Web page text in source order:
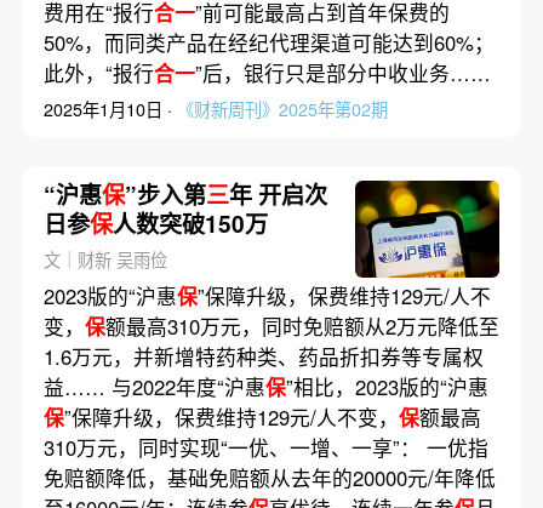
费用在“报行合一”前可能最高占到首年保费的
50%，而同类产品在经纪代理渠道可能达到60%；
此外，“报行合一”后，银行只是部分中收业务……
2025年1月10日 · 《财新周刊》2025年第02期
“沪惠保”步入第三年 开启次
日参保人数突破150万
文｜财新 吴雨俭
2023版的“沪惠保”保障升级，保费维持129元/人不
变， 保额最高310万元，同时免赔额从2万元降低至
1.6万元，并新增特药种类、药品折扣券等专属权
益…… 与2022年度“沪惠保”相比，2023版的“沪惠
保”保障升级，保费维持129元/人不变， 保额最高
310万元，同时实现“一优、一增、一享”： 一优指
免赔额降低，基础免赔额从去年的20000元/年降低